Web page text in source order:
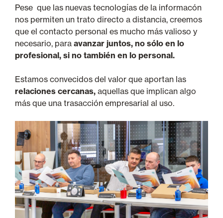
Pese que las nuevas tecnologías de la informacón
nos permiten un trato directo a distancia, creemos
que el contacto personal es mucho más valioso y
necesario, para avanzar juntos, no sólo en lo
profesional, si no también en lo personal.
Estamos convecidos del valor que aportan las
relaciones cercanas, aquellas que implican algo
más que una trasacción empresarial al uso.